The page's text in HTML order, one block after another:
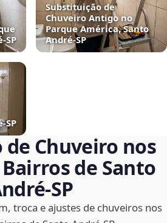
Substituição de
Chuveiro Antigo no
Parque América, Santo
André‑SP
Chuveiro nos
de Santo
troca e ajustes de chuveiros nos